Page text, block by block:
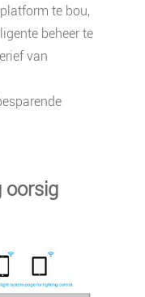
te bou,
beheer te
van
oorsig